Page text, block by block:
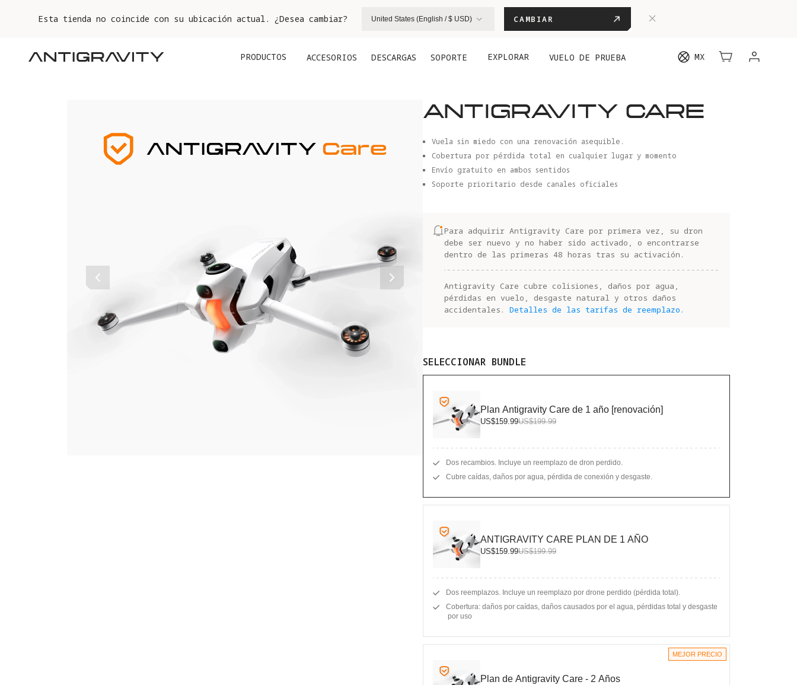
Esta tienda no coincide con su ubicación actual. ¿Desea cambiar? United States (English / $ USD) CAMBIAR
PRODUCTOS ACCESORIOS DESCARGAS SOPORTE EXPLORAR VUELO DE PRUEBA MX
ANTIGRAVITY CARE
Vuela sin miedo con una renovación asequible.
Cobertura por pérdida total en cualquier lugar y momento
Envío gratuito en ambos sentidos
Soporte prioritario desde canales oficiales
Para adquirir Antigravity Care por primera vez, su dron
debe ser nuevo y no haber sido activado, o encontrarse
dentro de las primeras 48 horas tras su activación.
Antigravity Care cubre colisiones, daños por agua,
pérdidas en vuelo, desgaste natural y otros daños
accidentales. Detalles de las tarifas de reemplazo.
SELECCIONAR BUNDLE
Plan Antigravity Care de 1 año [renovación]
US$159.99US$199.99
Dos recambios. Incluye un reemplazo de dron perdido.
Cubre caídas, daños por agua, pérdida de conexión y desgaste.
ANTIGRAVITY CARE PLAN DE 1 AÑO
US$159.99US$199.99
Dos reemplazos. Incluye un reemplazo por drone perdido (pérdida total).
Cobertura: daños por caídas, daños causados por el agua, pérdidas total y desgaste
por uso
MEJOR PRECIO
Plan de Antigravity Care - 2 Años